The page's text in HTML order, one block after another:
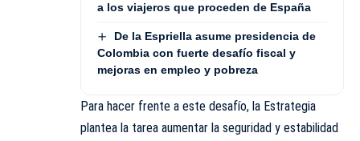
a los viajeros que proceden de España
De la Espriella asume presidencia de
Colombia con fuerte desafío fiscal y
mejoras en empleo y pobreza
Para hacer frente a este desafío, la Estrategia
plantea la tarea aumentar la seguridad y estabilidad